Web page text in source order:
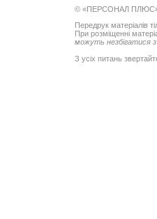
© «ПЕРСОНАЛ ПЛЮС».
Передрук матеріалів
При розміщенні
можуть незбігатися з
З усіх питань